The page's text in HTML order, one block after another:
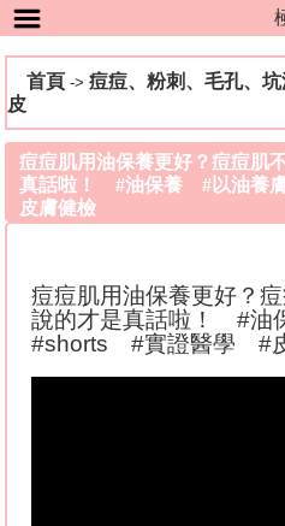
首頁 ->痘痘、粉刺、毛孔、
皮
痘痘肌用油保養更好？痘痘肌
真話啦！ #油保養 #以油
皮膚健檢
痘痘肌用油保養更好 ？
說的才是真話啦 ！#
#shorts
#實證醫學#